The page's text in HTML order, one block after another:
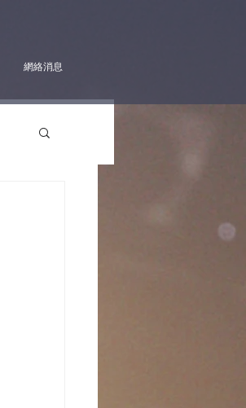
網絡消息